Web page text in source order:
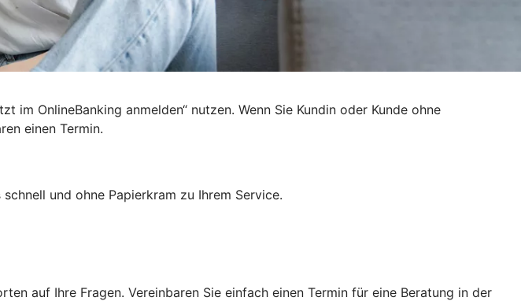
im OnlineBanking anmelden“ nutzen. Wenn Sie Kundin oder Kunde ohne
einen Termin.
und ohne Papierkram zu Ihrem Service.
auf Ihre Fragen. Vereinbaren Sie einfach einen Termin für eine Beratung in der